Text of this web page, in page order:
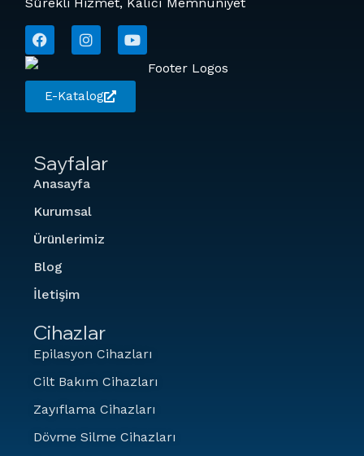
E-Katalog
Sayfalar
Anasayfa
Kurumsal
Ürünlerimiz
Blog
İletişim
Cihazlar
Epilasyon Cihazları
Cilt Bakım Cihazları
Zayıflama Cihazları
Dövme Silme Cihazları